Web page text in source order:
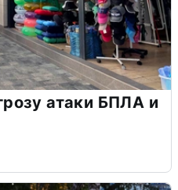
атаки БПЛА и